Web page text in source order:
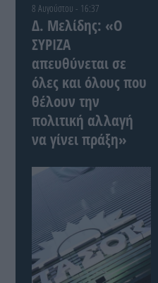
8 Αυγούστου - 16:37
Δ. Μελίδης: «Ο
ΣΥΡΙΖΑ
απευθύνεται σε
όλες και όλους που
θέλουν την
πολιτική αλλαγή
να γίνει πράξη»